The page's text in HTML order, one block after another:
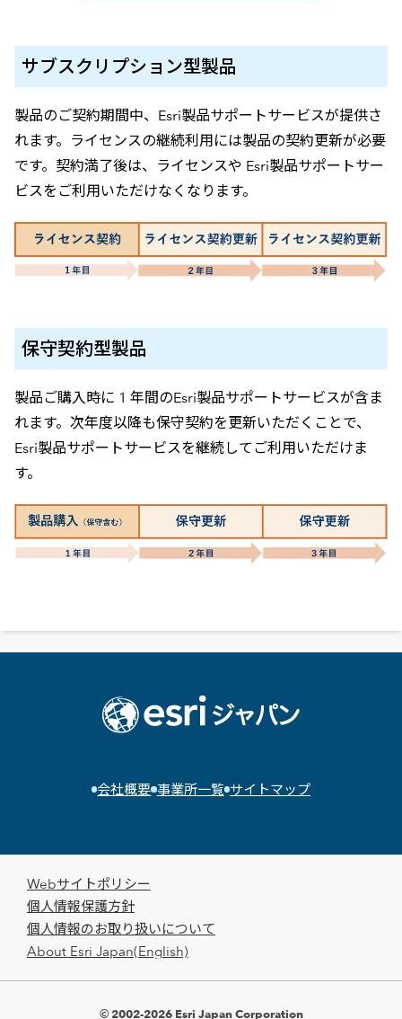
サブスクリプション型製品
製品のご契約期間中、Esri製品サポートサービスが提供さ
れます。ライセンスの継続利用には製品の契約更新が必要
です。契約満了後は、ライセンスや Esri製品サポートサー
ビスをご利用いただけなくなります。
保守契約型製品
製品ご購入時に 1 年間のEsri製品サポートサービスが含ま
れます。次年度以降も保守契約を更新いただくことで、
Esri製品サポートサービスを継続してご利用いただけま
す。
会社概要 事業所一覧 サイトマップ
Webサイトポリシー
個人情報保護方針
個人情報のお取り扱いについて
About Esri Japan(English)
© 2002-2026 Esri Japan Corporation